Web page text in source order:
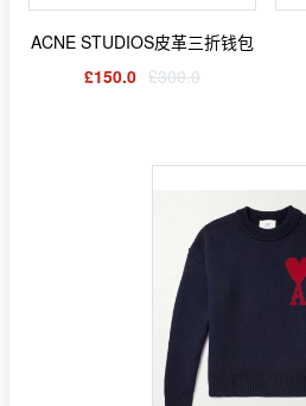
ACNE STUDIOS皮革三折钱包
£150.0 £300.0